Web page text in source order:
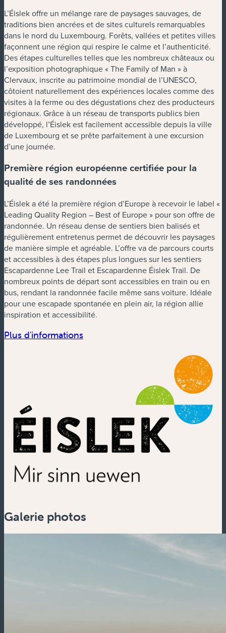
L’Éislek offre un mélange rare de paysages sauvages, de
traditions bien ancrées et de sites culturels remarquables
dans le nord du Luxembourg. Forêts, vallées et petites villes
façonnent une région qui respire le calme et l’authenticité.
Des étapes culturelles telles que les nombreux châteaux ou
l’exposition photographique « The Family of Man » à
Clervaux, inscrite au patrimoine mondial de l’UNESCO,
côtoient naturellement des expériences locales comme des
visites à la ferme ou des dégustations chez des producteurs
régionaux. Grâce à un réseau de transports publics bien
développé, l’Éislek est facilement accessible depuis la ville
de Luxembourg et se prête parfaitement à une excursion
d’une journée.
Première région européenne certifiée pour la
qualité de ses randonnées
L’Éislek a été la première région d’Europe à recevoir le label «
Leading Quality Region – Best of Europe » pour son offre de
randonnée. Un réseau dense de sentiers bien balisés et
régulièrement entretenus permet de découvrir les paysages
de manière simple et agréable. L’offre va de parcours courts
et accessibles à des étapes plus longues sur les sentiers
Escapardenne Lee Trail et Escapardenne Éislek Trail. De
nombreux points de départ sont accessibles en train ou en
bus, rendant la randonnée facile même sans voiture. Idéale
pour une escapade spontanée en plein air, la région allie
inspiration et accessibilité.
Plus d'informations(nouvelle fenêtre)
Galerie photos